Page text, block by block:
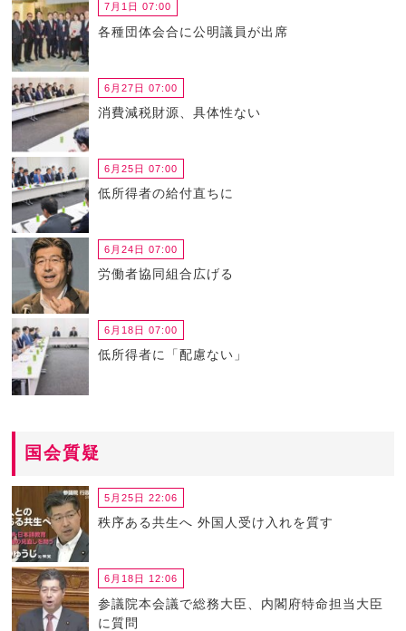
7月1日 07:00
各種団体会合に公明議員が出席
6月27日 07:00
消費減税財源、具体性ない
6月25日 07:00
低所得者の給付直ちに
6月24日 07:00
労働者協同組合広げる
6月18日 07:00
低所得者に「配慮ない」
国会質疑
5月25日 22:06
秩序ある共生へ 外国人受け入れを質す
6月18日 12:06
参議院本会議で総務大臣、内閣府特命担当大臣
に質問